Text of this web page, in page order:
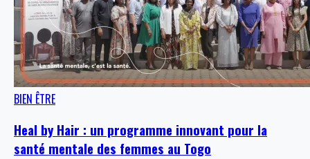
BIEN ÊTRE
Heal by Hair : un programme innovant pour la
santé mentale des femmes au Togo